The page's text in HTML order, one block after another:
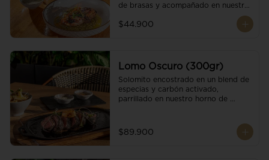
de brasas y acompañado en nuestra
$44.900
Lomo Oscuro (300gr)
Solomito encostrado en un blend de
especias y carbón activado,
parrillado en nuestro horno de
mantequilla de ajo y pimientos.
Acompañado de salsa criolla y una
$89.900